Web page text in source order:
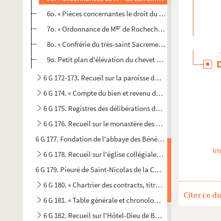
6o. « Pièces concernantes le droit du plat et de leguaire.
7o. « Ordonnance de Mgr de Rochechouart, du 29
8o. « Confrérie du très-saint Sacrement établie dans
9o. Petit plan d'élévation du chevet de l'église et d'une
6 G 172-173. Recueil sur la paroisse de Saint-Martin de
6 G 174. « Compte du bien et revenu de la commune de
6 G 175. Registres des délibérations des paroisses de
6 G 176. Recueil sur le monastère des Bénédictines de
6 G 177. Fondation de l'abbaye des Bénédictines de Bayeux
6 G 178. Recueil sur l'église collégiale de Saint-Nicolas
6 G 179. Pieuré de Saint-Nicolas de la Chesnaye, près Bayeux
6 G 180. « Chartrier des contracts, titres et
6 G 181. « Table générale et chronologique » du chartrier
6 G 182. Recueil sur l'Hôtel-Dieu de Bayeux. (Ancien
Citer ce